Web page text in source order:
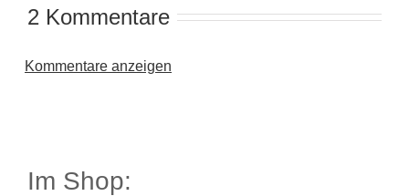
2 Kommentare
Kommentare anzeigen
Im Shop: